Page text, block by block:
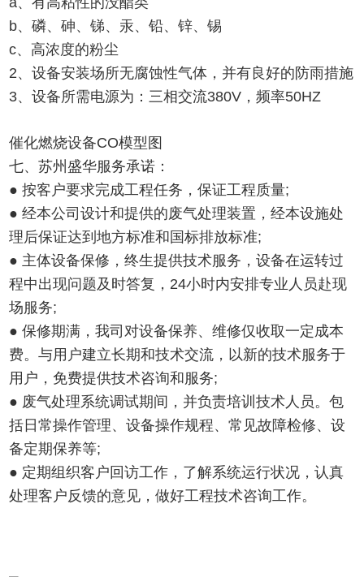
b、磷、砷、锑、汞、铅、锌、锡
c、高浓度的粉尘
2、设备安装场所无腐蚀性气体，并有良好的防雨措施
3、设备所需电源为：三相交流380V，频率50HZ
催化燃烧设备CO模型图
七、苏州盛华服务承诺：
● 按客户要求完成工程任务，保证工程质量;
● 经本公司设计和提供的废气处理装置，经本设施处
理后保证达到地方标准和国标排放标准;
● 主体设备保修，终生提供技术服务，设备在运转过
程中出现问题及时答复，24小时内安排专业人员赴现
场服务;
● 保修期满，我司对设备保养、维修仅收取一定成本
费。与用户建立长期和技术交流，以新的技术服务于
用户，免费提供技术咨询和服务;
● 废气处理系统调试期间，并负责培训技术人员。包
括日常操作管理、设备操作规程、常见故障检修、设
备定期保养等;
● 定期组织客户回访工作，了解系统运行状况，认真
处理客户反馈的意见，做好工程技术咨询工作。